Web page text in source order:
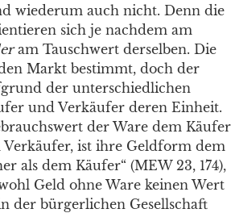
wiederum auch nicht. Denn die
sich je nachdem am
am Tauschwert derselben. Die
Markt bestimmt, doch der
der unterschiedlichen
und Verkäufer deren Einheit.
der Ware dem Käufer
ist ihre Geldform dem
als dem Käufer“ (MEW 23, 174),
Geld ohne Ware keinen Wert
der bürgerlichen Gesellschaft